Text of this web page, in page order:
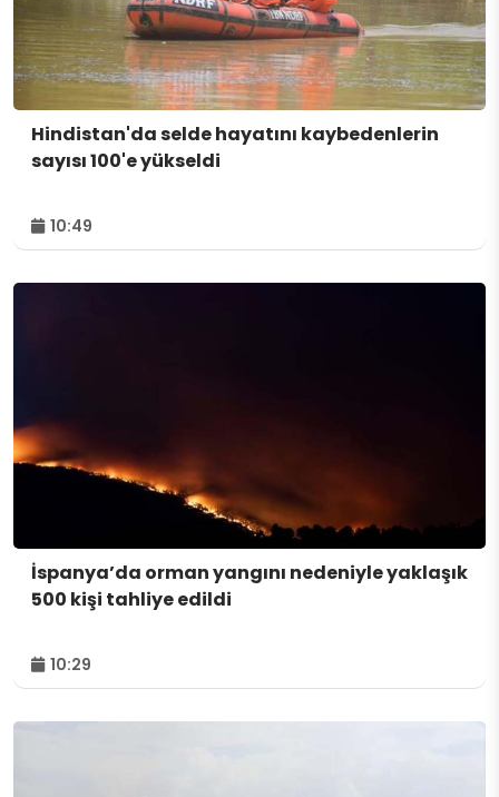
Hindistan'da selde hayatını kaybedenlerin
sayısı 100'e yükseldi
10:49
İspanya’da orman yangını nedeniyle yaklaşık
500 kişi tahliye edildi
10:29